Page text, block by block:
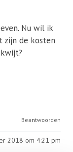
Nu wil ik
zijn de kosten
Beantwoorden
2018 om 4:21 pm